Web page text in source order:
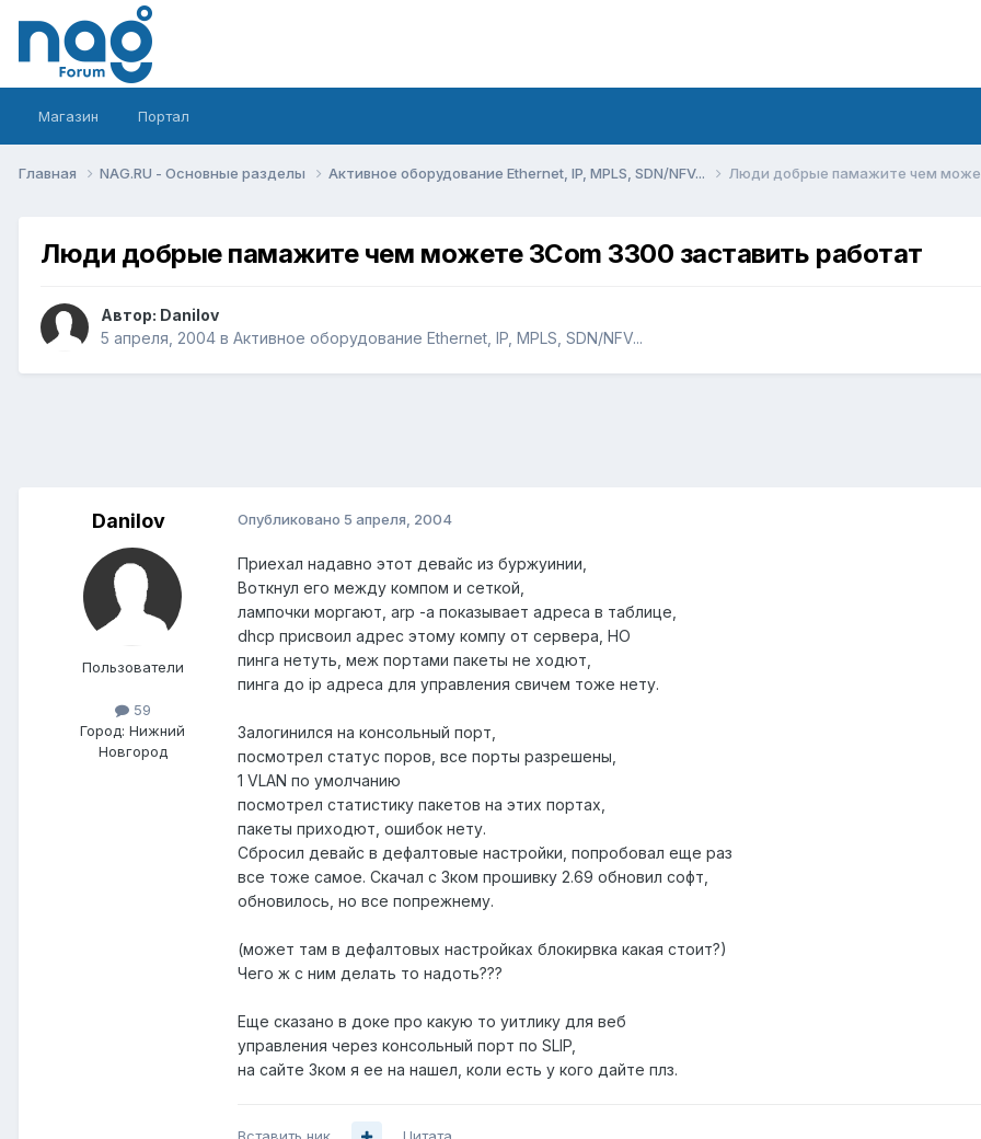
Магазин Портал
Главная NAG.RU - Основные разделы Активное оборудование Ethernet, IP, MPLS, SDN/NFV... Люди добрые памажите чем
Люди добрые памажите чем можете 3Com 3300 заставить работат
Автор: Danilov
5 апреля, 2004 в Активное оборудование Ethernet, IP, MPLS, SDN/NFV...
Danilov
Пользователи
59
Город: Нижний
Новгород
Опубликовано 5 апреля, 2004
Приехал надавно этот девайс из буржуинии,
Воткнул его между компом и сеткой,
лампочки моргают, arp -a показывает адреса в таблице,
dhcp присвоил адрес этому компу от сервера, НО
пинга нетуть, меж портами пакеты не ходют,
пинга до ip адреса для управления свичем тоже нету.
Залогинился на консольный порт,
посмотрел статус поров, все порты разрешены,
1 VLAN по умолчанию
посмотрел статистику пакетов на этих портах,
пакеты приходют, ошибок нету.
Сбросил девайс в дефалтовые настройки, попробовал еще раз
все тоже самое. Скачал с 3ком прошивку 2.69 обновил софт,
обновилось, но все попрежнему.
(может там в дефалтовых настройках блокирвка какая стоит?)
Чего ж с ним делать то надоть???
Еще сказано в доке про какую то уитлику для веб
управления через консольный порт по SLIP,
на сайте 3ком я ее на нашел, коли есть у кого дайте плз.